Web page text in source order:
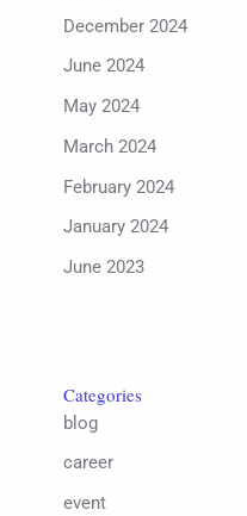
December 2024
June 2024
May 2024
March 2024
February 2024
January 2024
June 2023
Categories
blog
career
event